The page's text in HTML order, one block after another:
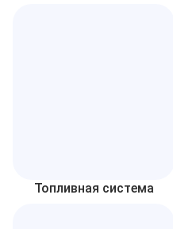
Топливная система